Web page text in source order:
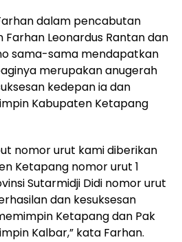
dalam pencabutan
Leonardus Rantan dan
sama-sama mendapatkan
merupakan anugerah
kedepan ia dan
Kabupaten Ketapang
nomor urut kami diberikan
Ketapang nomor urut 1
Sutarmidji Didi nomor urut
dan kesuksesan
Ketapang dan Pak
Kalbar,” kata Farhan.